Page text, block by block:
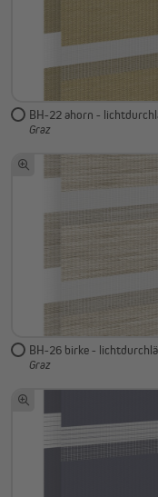
BH-22 ahorn -
Graz
BH-26 birke -
Graz